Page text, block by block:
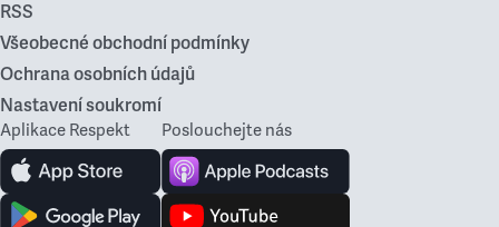
RSS
Všeobecné obchodní podmínky
Ochrana osobních údajů
Nastavení soukromí
Aplikace Respekt Poslouchejte nás